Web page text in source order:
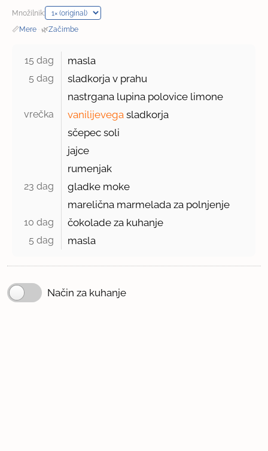
Množilnik:
📏Mere · 🌿Začimbe
15 dag masla
5 dag
sladkorja v prahu
nastrgana lupina polovice limone
vrečka vanilijevega sladkorja
sčepec soli
jajce
rumenjak
23 dag
gladke moke
marelična marmelada za polnjenje
10 dag čokolade za kuhanje
5 dag masla
Način za kuhanje